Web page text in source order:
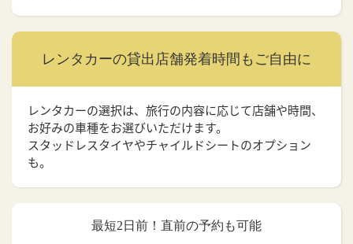
レンタカーの貸出店舗発着時間もご自由に
レンタカーの選択は、旅行の内容に応じて店舗や時間、
お好みの車種をお選びいただけます。
スタッドレスタイヤやチャイルドシートのオプション
も。
最短2日前！直前の予約も可能